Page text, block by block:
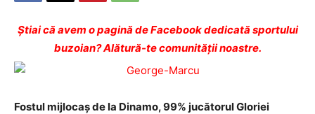
Ştiai că avem o pagină de Facebook dedicată sportului
buzoian? Alătură-te comunității noastre.
Fostul mijlocaş de la Dinamo, 99% jucătorul Gloriei